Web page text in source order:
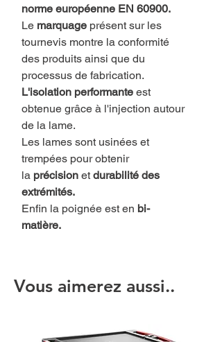
norme européenne EN 60900.
Le marquage présent sur les
tournevis montre la conformité
des produits ainsi que du
processus de fabrication.
L'isolation performante est
obtenue grâce à l'injection autour
de la lame.
Les lames sont usinées et
trempées pour obtenir
la précision et durabilité des
extrémités.
Enfin la poignée est en bi-
matière.
Vous aimerez aussi..